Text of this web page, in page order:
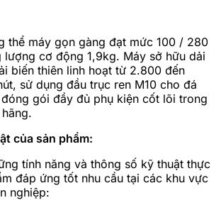
thể máy gọn gàng đạt mức 100 / 280
lượng cơ động 1,9kg. Máy sở hữu dải
biến thiên linh hoạt từ 2.800 đến
sử dụng đầu trục ren M10 cho đá
gói đầy đủ phụ kiện cốt lõi trong
của sản phẩm:
tính năng và thông số kỹ thuật thực
đáp ứng tốt nhu cầu tại các khu vực
nghiệp: